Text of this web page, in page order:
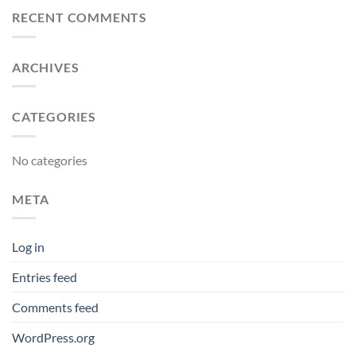
RECENT COMMENTS
ARCHIVES
CATEGORIES
No categories
META
Log in
Entries feed
Comments feed
WordPress.org